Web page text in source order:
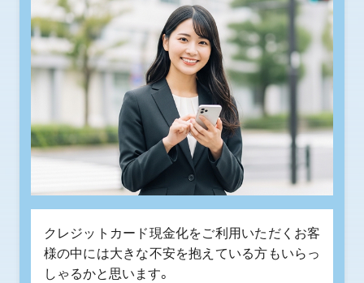
クレジットカード現金化をご利用いただくお客
様の中には大きな不安を抱えている方もいらっ
しゃるかと思います。